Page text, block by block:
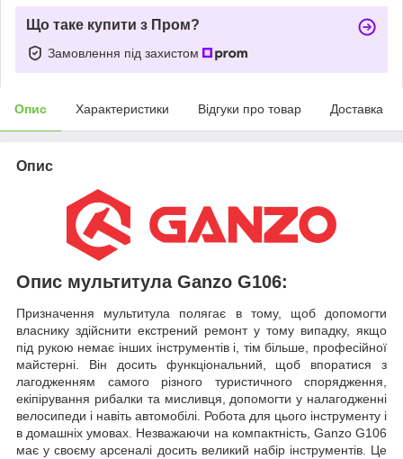
Що таке купити з Пром?
Замовлення під захистом
Опис Характеристики Відгуки про товар Доставка
Опис
Опис мультитула Ganzo G106:
Призначення мультитула полягає в тому, щоб допомогти
власнику здійснити екстрений ремонт у тому випадку, якщо
під рукою немає інших інструментів і, тім більше, професійної
майстерні. Він досить функціональний, щоб впоратися з
лагодженням самого різного туристичного спорядження,
екіпірування рибалки та мисливця, допомогти у налагодженні
велосипеди і навіть автомобілі. Робота для цього інструменту і
в домашніх умовах. Незважаючи на компактність, Ganzo G106
має у своєму арсеналі досить великий набір інструментів. Це